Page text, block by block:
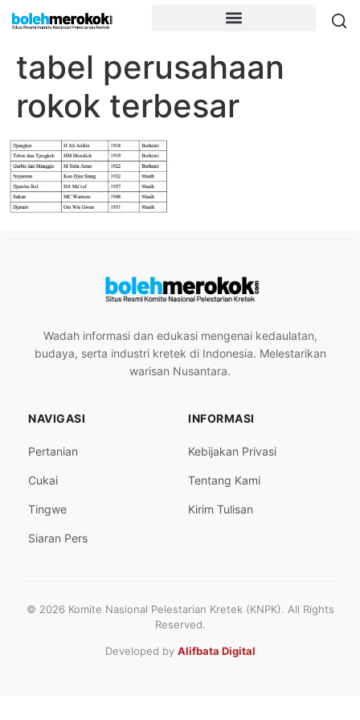
tabel perusahaan
rokok terbesar
Wadah informasi dan edukasi mengenai kedaulatan,
budaya, serta industri kretek di Indonesia. Melestarikan
warisan Nusantara.
NAVIGASI
Pertanian
Cukai
Tingwe
Siaran Pers
INFORMASI
Kebijakan Privasi
Tentang Kami
Kirim Tulisan
© 2026 Komite Nasional Pelestarian Kretek (KNPK). All Rights
Reserved.
Developed by Alifbata Digital